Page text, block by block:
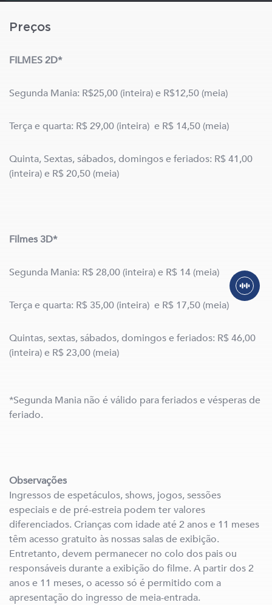
Preços
FILMES 2D*
Segunda Mania: R$25,00 (inteira) e R$12,50 (meia)
Terça e quarta: R$ 29,00 (inteira) e R$ 14,50 (meia)
Quinta, Sextas, sábados, domingos e feriados: R$ 41,00
(inteira) e R$ 20,50 (meia)
Filmes 3D*
Segunda Mania: R$ 28,00 (inteira) e R$ 14 (meia)
Terça e quarta: R$ 35,00 (inteira) e R$ 17,50 (meia)
Quintas, sextas, sábados, domingos e feriados: R$ 46,00
(inteira) e R$ 23,00 (meia)
*Segunda Mania não é válido para feriados e vésperas de
feriado.
Observações
Ingressos de espetáculos, shows, jogos, sessões
especiais e de pré-estreia podem ter valores
diferenciados. Crianças com idade até 2 anos e 11 meses
têm acesso gratuito às nossas salas de exibição.
Entretanto, devem permanecer no colo dos pais ou
responsáveis durante a exibição do filme. A partir dos 2
anos e 11 meses, o acesso só é permitido com a
apresentação do ingresso de meia-entrada.